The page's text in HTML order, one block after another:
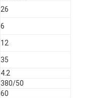
26
6
12
35
4.2
380/50
60